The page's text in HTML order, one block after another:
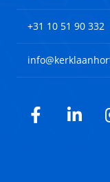
+31 10 51 90 332
Facebook